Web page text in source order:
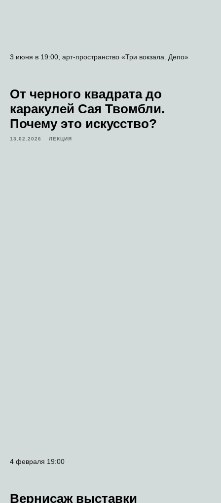
3 июня в 19:00, арт-пространство «Три вокзала. Депо»
От черного квадрата до
каракулей Сая Твомбли.
Почему это искусство?
13.02.2026 ЛЕКЦИЯ
4 февраля 19:00
Вернисаж выставки